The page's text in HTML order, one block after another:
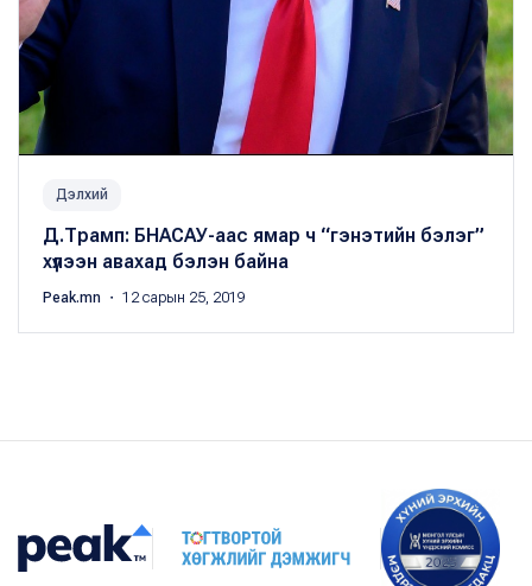
Дэлхий
Д.Трамп: БНАСАУ-аас ямар ч “гэнэтийн бэлэг”
хүлээн авахад бэлэн байна
Peak.mn ・ 12 сарын 25, 2019